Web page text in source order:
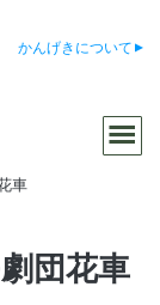
かんげきについて
車
劇団花車